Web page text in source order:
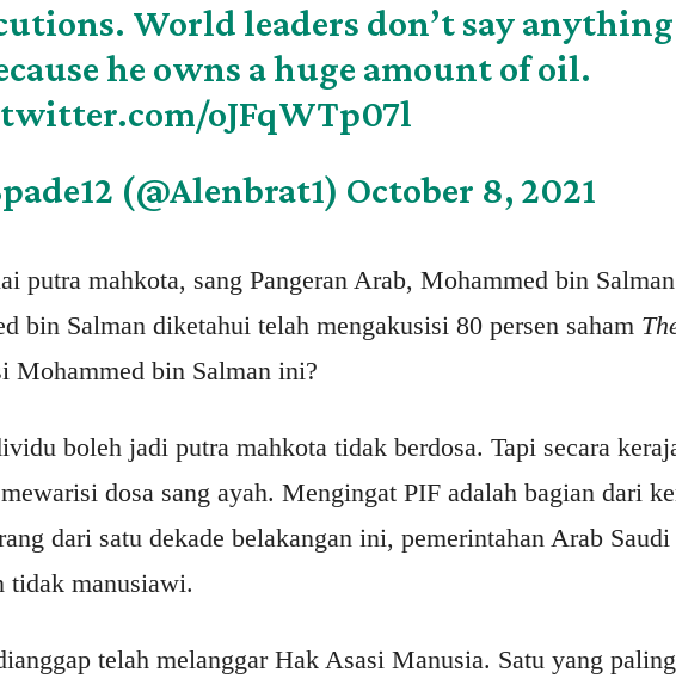
World leaders don’t say
he owns a huge amount of oil.
oJFqWTp07l
(@Alenbrat1) October 8, 2021
putra mahkota, sang Pangeran Arab, Mohammed bin
bin Salman diketahui telah mengakusisi 80 persen saham
Mohammed bin Salman ini?
boleh jadi putra mahkota tidak berdosa. Tapi secara
dosa sang ayah. Mengingat PIF adalah bagian dari
dari satu dekade belakangan ini, pemerintahan Arab
tidak manusiawi.
telah melanggar Hak Asasi Manusia. Satu yang